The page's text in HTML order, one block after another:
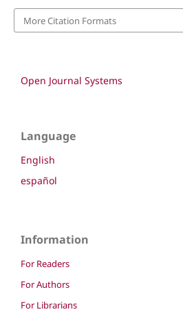
More Citation Formats
Open Journal Systems
Language
English
español
Information
For Readers
For Authors
For Librarians